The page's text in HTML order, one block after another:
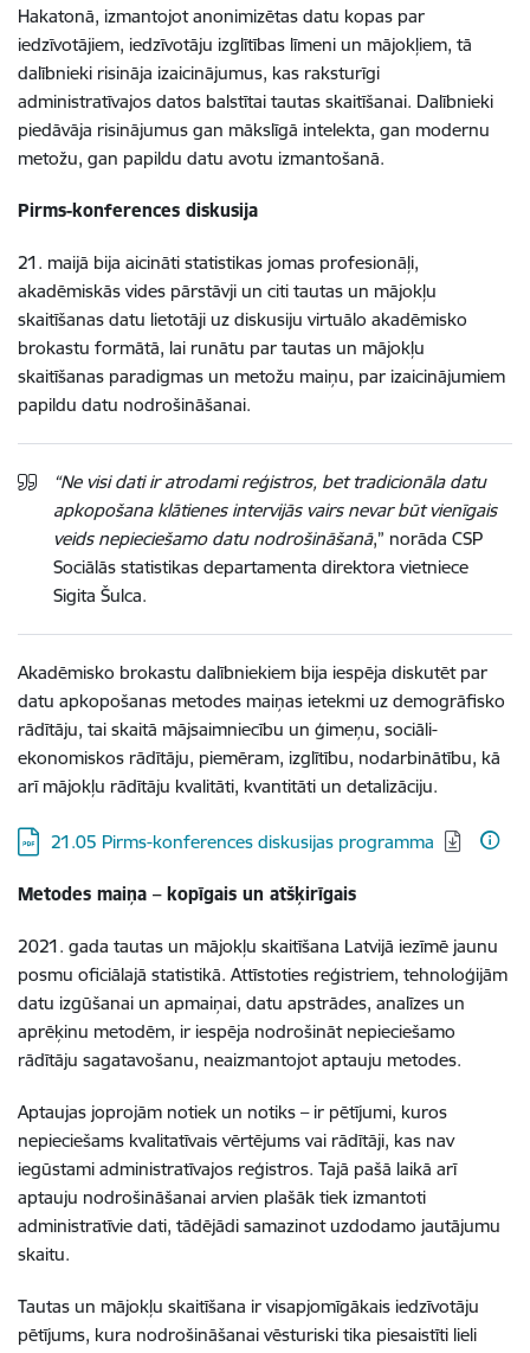
Hakatonā, izmantojot anonimizētas datu kopas par
iedzīvotājiem, iedzīvotāju izglītības līmeni un mājokļiem, tā
dalībnieki risināja izaicinājumus, kas raksturīgi
administratīvajos datos balstītai tautas skaitīšanai. Dalībnieki
piedāvāja risinājumus gan mākslīgā intelekta, gan modernu
metožu, gan papildu datu avotu izmantošanā.
Pirms-konferences diskusija
21. maijā bija aicināti statistikas jomas profesionāļi,
akadēmiskās vides pārstāvji un citi tautas un mājokļu
skaitīšanas datu lietotāji uz diskusiju virtuālo akadēmisko
brokastu formātā, lai runātu par tautas un mājokļu
skaitīšanas paradigmas un metožu maiņu, par izaicinājumiem
papildu datu nodrošināšanai.
“Ne visi dati ir atrodami reģistros, bet tradicionāla datu
apkopošana klātienes intervijās vairs nevar būt vienīgais
veids nepieciešamo datu nodrošināšanā,” norāda CSP
Sociālās statistikas departamenta direktora vietniece
Sigita Šulca.
Akadēmisko brokastu dalībniekiem bija iespēja diskutēt par
datu apkopošanas metodes maiņas ietekmi uz demogrāfisko
rādītāju, tai skaitā mājsaimniecību un ģimeņu, sociāli-
ekonomiskos rādītāju, piemēram, izglītību, nodarbinātību, kā
arī mājokļu rādītāju kvalitāti, kvantitāti un detalizāciju.
Lejupielādēt:
21.05 Pirms-konferences diskusijas programma
Metodes maiņa – kopīgais un atšķirīgais
2021. gada tautas un mājokļu skaitīšana Latvijā iezīmē jaunu
posmu oficiālajā statistikā. Attīstoties reģistriem, tehnoloģijām
datu izgūšanai un apmaiņai, datu apstrādes, analīzes un
aprēķinu metodēm, ir iespēja nodrošināt nepieciešamo
rādītāju sagatavošanu, neaizmantojot aptauju metodes.
Aptaujas joprojām notiek un notiks – ir pētījumi, kuros
nepieciešams kvalitatīvais vērtējums vai rādītāji, kas nav
iegūstami administratīvajos reģistros. Tajā pašā laikā arī
aptauju nodrošināšanai arvien plašāk tiek izmantoti
administratīvie dati, tādējādi samazinot uzdodamo jautājumu
skaitu.
Tautas un mājokļu skaitīšana ir visapjomīgākais iedzīvotāju
pētījums, kura nodrošināšanai vēsturiski tika piesaistīti lieli